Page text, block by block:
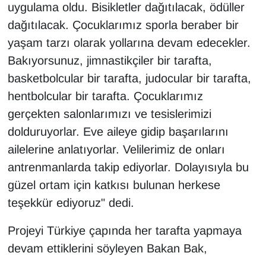
uygulama oldu. Bisikletler dağıtılacak, ödüller
dağıtılacak. Çocuklarımız sporla beraber bir
yaşam tarzı olarak yollarına devam edecekler.
Bakıyorsunuz, jimnastikçiler bir tarafta,
basketbolcular bir tarafta, judocular bir tarafta,
hentbolcular bir tarafta. Çocuklarımız
gerçekten salonlarımızı ve tesislerimizi
dolduruyorlar. Eve aileye gidip başarılarını
ailelerine anlatıyorlar. Velilerimiz de onları
antrenmanlarda takip ediyorlar. Dolayısıyla bu
güzel ortam için katkısı bulunan herkese
teşekkür ediyoruz" dedi.
Projeyi Türkiye çapında her tarafta yapmaya
devam ettiklerini söyleyen Bakan Bak,